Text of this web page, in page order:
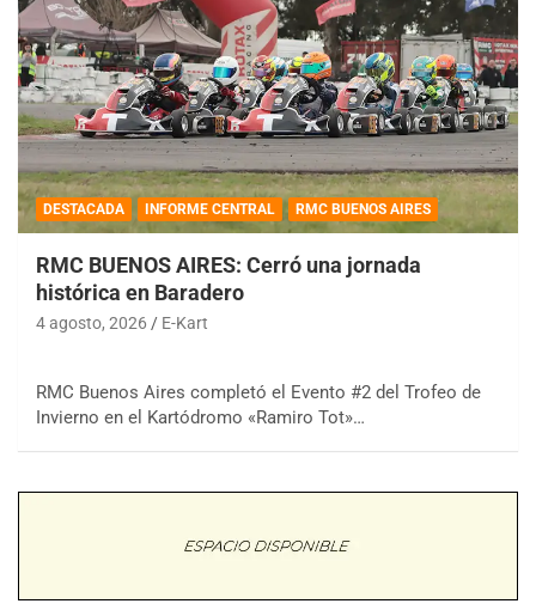
DESTACADA INFORME CENTRAL RMC BUENOS AIRES
RMC BUENOS AIRES: Cerró una jornada
histórica en Baradero
4 agosto, 2026 E-Kart
RMC Buenos Aires completó el Evento #2 del Trofeo de
Invierno en el Kartódromo «Ramiro Tot»…